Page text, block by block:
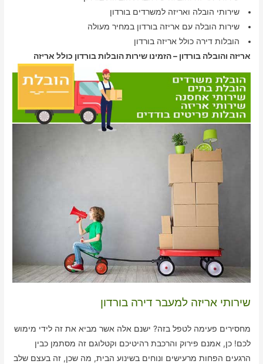
שירותי הובלה ואריזה למשרדים בורדון
שירות הובלה עם אריזה בורדון במחיר מעולה
הובלות דירה כולל אריזה בורדון
אריזה והובלה בורדון – הזמינו שירות הובלות בורדון כולל אריזה
שירותי אריזה למעבר דירה בורדון
מחסירים פעימה לטפל בזה? ישנם אלה אשר מביא את זה לידי מימוש
לכם! כן, אמנם פירוק והרכבת רהיטיכם וקטלוגם זה מסתמן כבין
הרגעים הפחות מרעישים ונוחים בשינוע הבית, מה שכן, זה בעצם שלב